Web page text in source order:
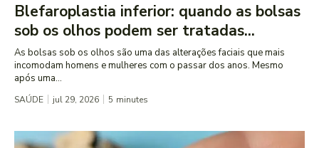
Blefaroplastia inferior: quando as bolsas
sob os olhos podem ser tratadas...
As bolsas sob os olhos são uma das alterações faciais que mais
incomodam homens e mulheres com o passar dos anos. Mesmo
após uma...
SAÚDE jul 29, 2026 5 minutes